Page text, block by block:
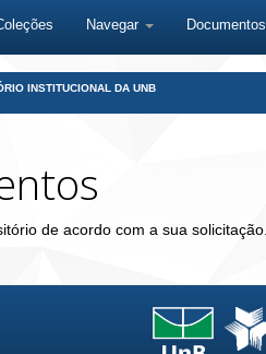
Navegar Documentos
INSTITUCIONAL DA UNB
de acordo com a sua solicitação.